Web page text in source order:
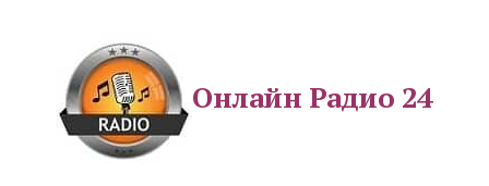
Онлайн Радио 24